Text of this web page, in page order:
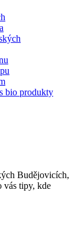
bio produkty
Budějovicích,
vás tipy, kde